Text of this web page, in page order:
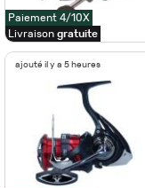
Paiement 4/10X
Livraison gratuite
ajouté il y a 5 heures